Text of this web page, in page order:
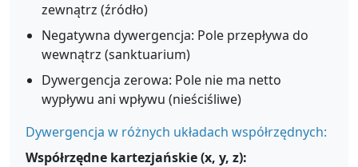
zewnątrz (źródło)
Negatywna dywergencja: Pole przepływa do
wewnątrz (sanktuarium)
Dywergencja zerowa: Pole nie ma netto
wypływu ani wpływu (nieściśliwe)
Dywergencja w różnych układach współrzędnych:
Współrzędne kartezjańskie (x, y, z):